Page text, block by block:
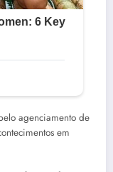
agenciamento de
em